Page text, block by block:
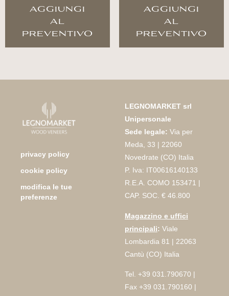
aggiungi
al
preventivo
aggiungi
al
preventivo
privacy policy
cookie policy
modifica le tue
preferenze
LEGNOMARKET srl
Unipersonale
Sede legale: Via per
Meda, 33 | 22060
Novedrate (CO) Italia
P. Iva: IT00616140133
R.E.A. COMO 153471 |
CAP. SOC. € 46.800
Magazzino e uffici
principali: Viale
Lombardia 81 | 22063
Cantù (CO) Italia
Tel. +39 031.790670 |
Fax +39 031.790160 |